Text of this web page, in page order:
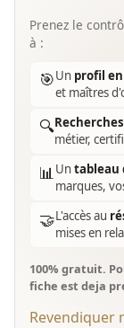
Prenez le
à :
🎯Un profil
et maîtres
🔍
métier,
📊Untableau
marques,
🤝L'accès au
mises en
100% gratuit.
fiche est deja
Revendiquer